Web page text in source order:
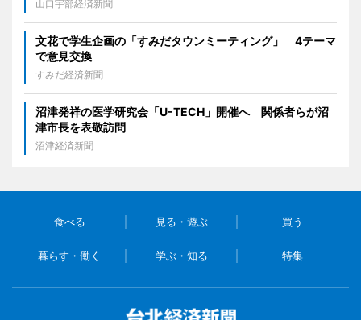
山口宇部経済新聞
文花で学生企画の「すみだタウンミーティング」 4テーマ
で意見交換
すみだ経済新聞
沼津発祥の医学研究会「U-TECH」開催へ 関係者らが沼
津市長を表敬訪問
沼津経済新聞
食べる 見る・遊ぶ 買う
暮らす・働く 学ぶ・知る 特集